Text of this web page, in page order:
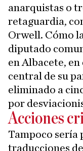
anarquistas o
retaguardia,
Orwell. Cómo
diputado
en Albacete,
central de su
eliminado a
por
Acciones
Tampoco sería
traducciones